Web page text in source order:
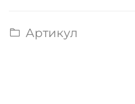
Артикул